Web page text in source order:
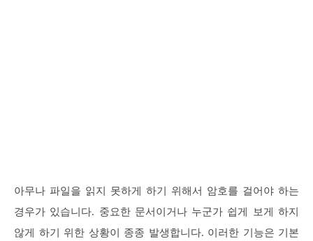
아무나 파일을 읽지 못하게 하기 위해서 암호를 걸어야 하는
경우가 있습니다. 중요한 문서이거나 누군가 쉽게 보게 하지
않게 하기 위한 상황이 종종 발생합니다. 이러한 기능은 기본